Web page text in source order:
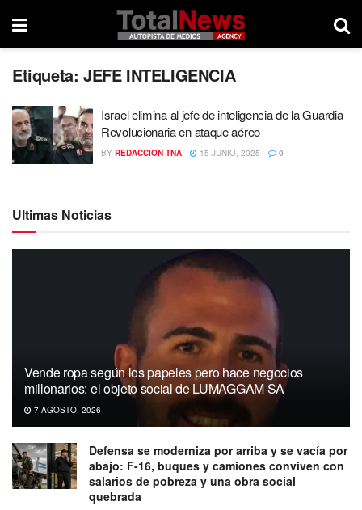
Etiqueta: JEFE INTELIGENCIA
Israel elimina al jefe de inteligencia de la Guardia
Revolucionaria en ataque aéreo
BY REDACCION TNA 15 JUNIO, 2025 0
Ultimas Noticias
Vende ropa según los papeles pero hace negocios
millonarios: el objeto social de LUMAGGAM SA
7 AGOSTO, 2026
Defensa se moderniza por arriba y se vacía por
abajo: F-16, buques y camiones conviven con
salarios de pobreza y una obra social
quebrada